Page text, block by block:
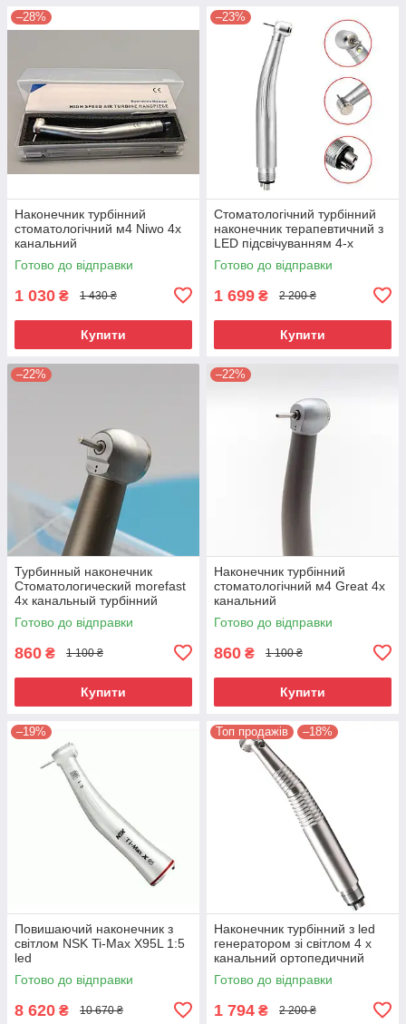
–28%
Наконечник турбінний
стоматологічний м4 Niwo 4х
канальний
Готово до відправки
1 030 ₴ 1 430 ₴
Купити
–23%
Стоматологічний турбінний
наконечник терапевтичний з
LED підсвічуванням 4-х
канальний Great
Готово до відправки
1 699 ₴ 2 200 ₴
Купити
–22%
Турбинный наконечник
Стоматологический morefast
4х канальный турбінний
стоматологічний
Готово до відправки
860 ₴ 1 100 ₴
Купити
–22%
Наконечник турбінний
стоматологічний м4 Great 4х
канальний
Готово до відправки
860 ₴ 1 100 ₴
Купити
–19%
Повишаючий наконечник з
світлом NSK Ti-Max X95L 1:5
led
Готово до відправки
8 620 ₴ 10 670 ₴
Топ продажів –18%
Наконечник турбінний з led
генератором зі світлом 4 х
канальний ортопедичний
Great
Готово до відправки
1 794 ₴ 2 200 ₴